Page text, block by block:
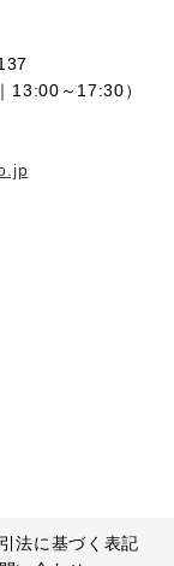
13:00～17:30）
法に基づく表記